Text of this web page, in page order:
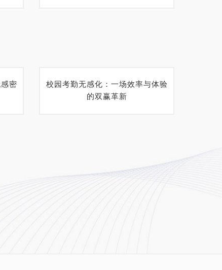
密
校园考勤无感化：一场效率与体验
的双赢革新